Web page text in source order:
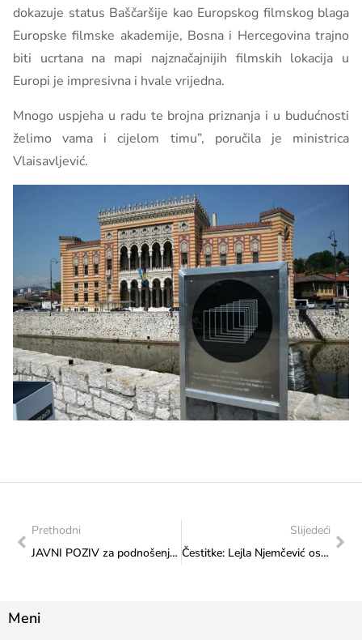
dokazuje status Baščaršije kao Europskog filmskog blaga
Europske filmske akademije, Bosna i Hercegovina trajno
biti ucrtana na mapi najznačajnijih filmskih lokacija u
Europi je impresivna i hvale vrijedna.
Mnogo uspjeha u radu te brojna priznanja i u budućnosti
želimo vama i cijelom timu”, poručila je ministrica
Vlaisavljević.
Prethodni
JAVNI POZIV za podnošenje prijava za sufinansiranje izgradnje, adaptacije i rekonstrukcije institucija kulture od značaja za kanton, grad i jedinice lokalne samouprave u Federaciji Bosne i Hercegovine
Slijedeći
Čestitke: Lejla Njemčević osvojila historijsku srebrnu medalju za BiH na Evropskom prvenstvu u Danskoj
Meni